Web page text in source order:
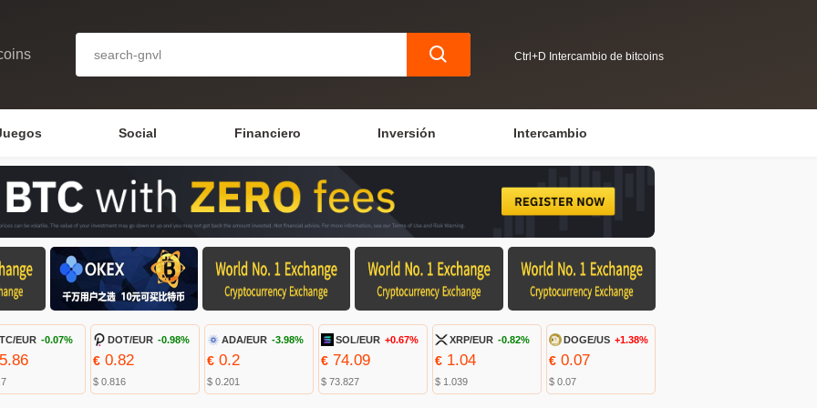
Ctrl+D Intercambio de bitcoins
Social Financiero Inversión Intercambio
EUR -0.07% DOT/EUR -0.98%
€0.82
$ 0.816
ADA/EUR -3.98%
€0.2
$ 0.201
SOL/EUR +0.67%
€ 74.09
$ 73.827
XRP/EUR -0.82%
€ 1.04
$ 1.039
DOGE/US +1.38%
€ 0.07
$ 0.07